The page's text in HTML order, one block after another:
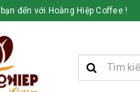
đến với Hoàng Hiệp Coffee !